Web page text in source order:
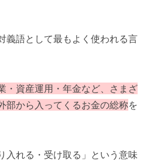
義語として最もよく使われる言
・資産運用・年金など、さまざ
部から入ってくるお金の総称を
入れる・受け取る」という意味